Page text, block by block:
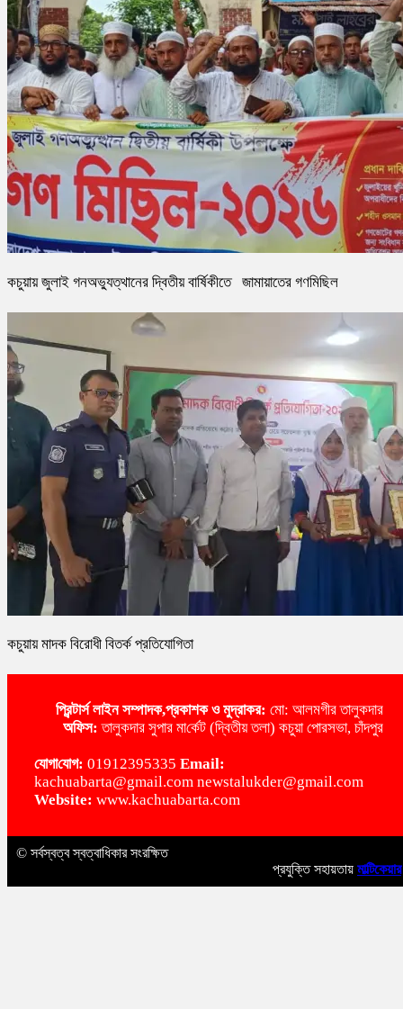
কচুয়ায় জুলাই গনঅভ্যুত্থানের দ্বিতীয় বার্ষিকীতে জামায়াতের গণমিছিল
কচুয়ায় মাদক বিরোধী বিতর্ক প্রতিযোগিতা
প্রিন্টার্স লাইন সম্পাদক,প্রকাশক ও মুদ্রাকর: মো: আলমগীর তালুকদার
অ‌ফিস:তালুকদার সুপার মা‌র্কেট (দ্বিতীয় তলা) কচুয়া পোরসভা, চাঁদপুর
‌যোগা‌যোগ: 01912395335 Email:
kachuabarta@gmail.com newstalukder@gmail.com
Website: www.kachuabarta.com
© সর্বস্বত্ব স্বত্বাধিকার সংরক্ষিত
প্রযুক্তি সহায়তায় মাল্টিকেয়ার